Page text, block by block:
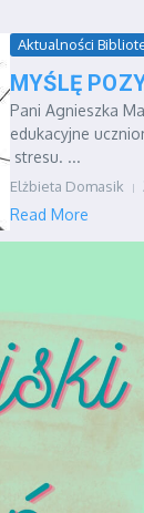
Aktualności
MYŚLĘ
Pani Agnieszka
edukacyjne
stresu. ...
Elżbieta Domasik
Read More